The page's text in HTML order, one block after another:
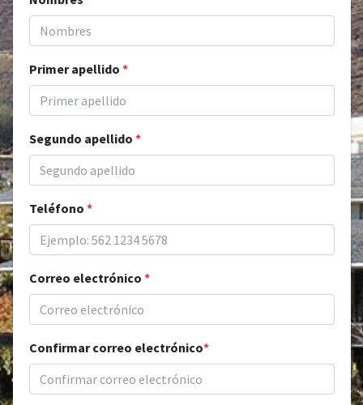
Primer apellido *
Segundo apellido *
Teléfono *
Correo electrónico *
Confirmar correo electrónico*